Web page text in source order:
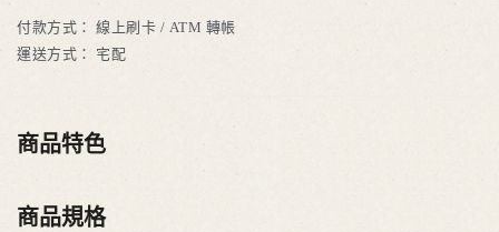
付款方式： 線上刷卡 / ATM 轉帳
運送方式：
宅配
商品特色
商品規格